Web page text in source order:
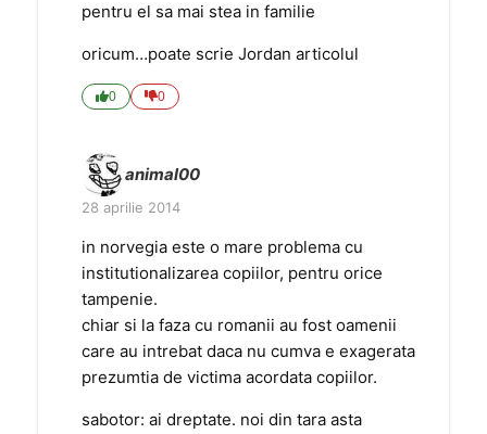
pentru el sa mai stea in familie
oricum…poate scrie Jordan articolul
0 0
animal00
28 aprilie 2014
in norvegia este o mare problema cu
institutionalizarea copiilor, pentru orice
tampenie.
chiar si la faza cu romanii au fost oamenii
care au intrebat daca nu cumva e exagerata
prezumtia de victima acordata copiilor.
sabotor: ai dreptate. noi din tara asta